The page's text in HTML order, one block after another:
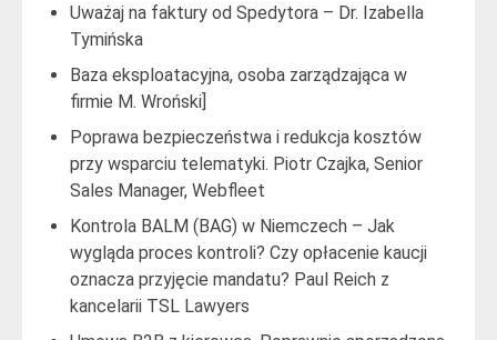
Uważaj na faktury od Spedytora – Dr. Izabella
Tymińska
Baza eksploatacyjna, osoba zarządzająca w
firmie M. Wroński]
Poprawa bezpieczeństwa i redukcja kosztów
przy wsparciu telematyki. Piotr Czajka, Senior
Sales Manager, Webfleet
Kontrola BALM (BAG) w Niemczech – Jak
wygląda proces kontroli? Czy opłacenie kaucji
oznacza przyjęcie mandatu? Paul Reich z
kancelarii TSL Lawyers